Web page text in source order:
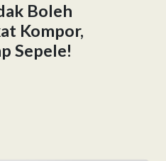
Boleh
Kompor,
Sepele!